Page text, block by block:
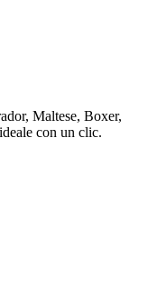
Maltese, Boxer,
con un clic.